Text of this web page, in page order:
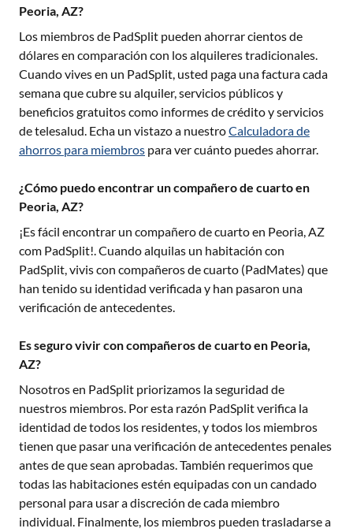
Peoria, AZ?
Los miembros de PadSplit pueden ahorrar cientos de
dólares en comparación con los alquileres tradicionales.
Cuando vives en un PadSplit, usted paga una factura cada
semana que cubre su alquiler, servicios públicos y
beneficios gratuitos como informes de crédito y servicios
de telesalud. Echa un vistazo a nuestroCalculadora de
ahorros para miembros para ver cuánto puedes ahorrar.
¿Cómo puedo encontrar un compañero de cuarto en
Peoria, AZ?
¡Es fácil encontrar un compañero de cuarto en Peoria, AZ
com PadSplit!. Cuando alquilas un habitación con
PadSplit, vivis con compañeros de cuarto (PadMates) que
han tenido su identidad verificada y han pasaron una
verificación de antecedentes.
Es seguro vivir con compañeros de cuarto en Peoria,
AZ?
Nosotros en PadSplit priorizamos la seguridad de
nuestros miembros. Por esta razón PadSplit verifica la
identidad de todos los residentes, y todos los miembros
tienen que pasar una verificación de antecedentes penales
antes de que sean aprobadas. También requerimos que
todas las habitaciones estén equipadas con un candado
personal para usar a discreción de cada miembro
individual. Finalmente, los miembros pueden trasladarse a